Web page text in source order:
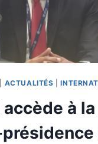
ACTUALITÉS |
à la